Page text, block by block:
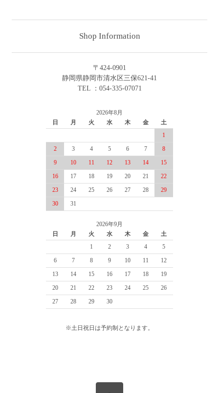
Shop Information
〒424-0901
静岡県静岡市清水区三保621-41
TEL ：054-335-07071
2026年8月
日
月 火 水 木 金
土
1
2
3 4 5 6 7
8
9
10 11 12 13 14
15
16
17 18 19 20 21
22
23
24 25 26 27 28
29
30
31
2026年9月
日
月 火 水 木 金
土
1
2 3 4
5
6
7 8 9 10 11
12
13
14 15 16 17 18
19
20
21 22 23 24 25
26
27
28 29 30
※土日祝日は予約制となります。